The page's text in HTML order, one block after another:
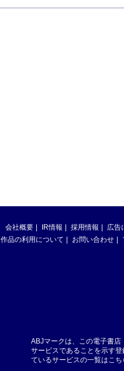
会社概要 IR情報 採用情報 広告
作品の利用について
お問い合わせ
ABJマークは、この電子書
サービスであることを示す
ているサービスの一覧はこち